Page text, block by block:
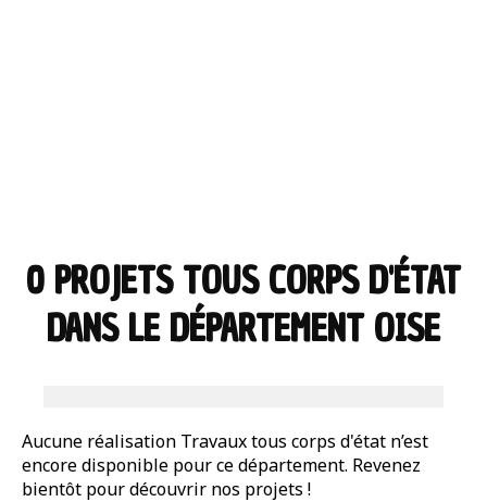
0 PROJETS TOUS CORPS D'ÉTAT
DANS LE DÉPARTEMENT OISE
Aucune réalisation Travaux tous corps d'état n’est
encore disponible pour ce département. Revenez
bientôt pour découvrir nos projets !